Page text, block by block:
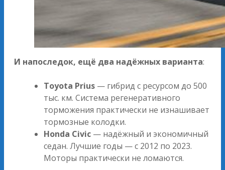
И напоследок, ещё два надёжных варианта:
Toyota Prius — гибрид с ресурсом до 500
тыс. км. Система регенеративного
торможения практически не изнашивает
тормозные колодки.
Honda Civic — надёжный и экономичный
седан. Лучшие годы — с 2012 по 2023.
Моторы практически не ломаются.